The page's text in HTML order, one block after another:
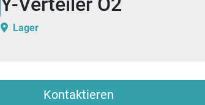
Lager
Kontaktieren